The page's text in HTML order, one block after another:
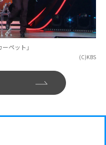
ペット」
(C)KBS